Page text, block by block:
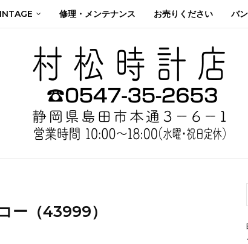
修理・メンテナンス お売りください バ
ー（43999）